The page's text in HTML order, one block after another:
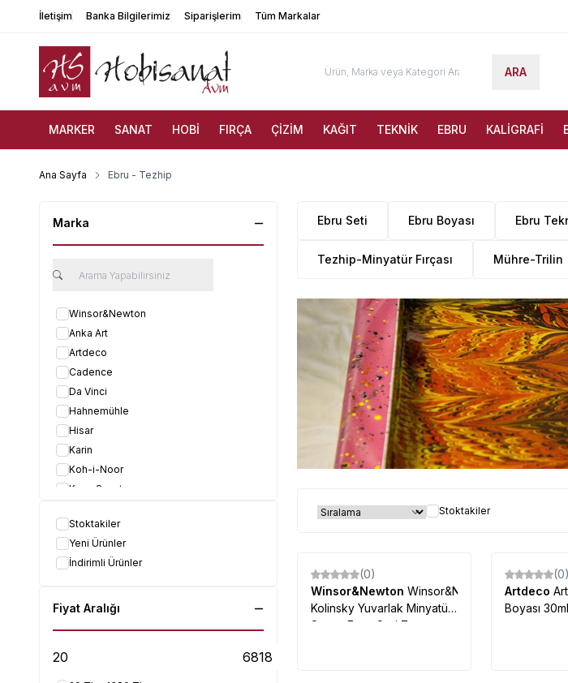
İletişim Banka Bilgilerimiz Siparişlerim Tüm Markalar
ARA
MARKER SANAT HOBİ FIRÇA ÇİZİM KAĞIT TEKNİK EBRU KALİGRAFİ
Ana Sayfa Ebru - Tezhip
Marka
Winsor&Newton
Anka Art
Artdeco
Cadence
Da Vinci
Hahnemühle
Hisar
Karin
Koh-i-Noor
Koza Sanat
Pebeo
Ponart
Rich
Südor
Stoktakiler
Yeni Ürünler
İndirimli Ürünler
Fiyat Aralığı
Ebru Seti Ebru Boyası Ebru
Tezhip-Minyatür Fırçası Mühre-Trilin
Stoktakiler
%15
(0)
Winsor&Newton Winsor&Newton
Kolinsky Yuvarlak Minyatür
Samur Fırça Seri 7
(0)
Artdeco
Boyası 30ml